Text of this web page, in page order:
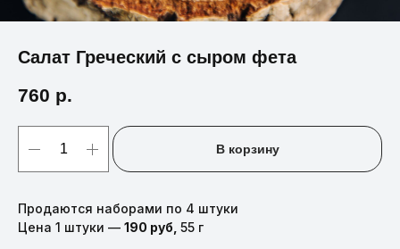
Салат Греческий с сыром фета
760 р.
В корзину
Продаются наборами по 4 штуки
Цена 1 штуки — 190 руб, 55 г